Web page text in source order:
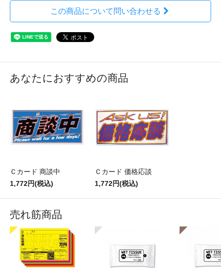
この商品について問い合わせる
あなたにおすすめの商品
Ｃカード 商談中
1,772円(税込)
Ｃカード 価格応談
1,772円(税込)
売れ筋商品